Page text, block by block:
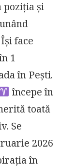
poziția și
face
1
în Pești.
începe în
toată
Se
2026
în